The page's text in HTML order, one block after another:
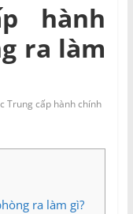
hành
ra làm
Trung cấp hành chính
ra làm gì?